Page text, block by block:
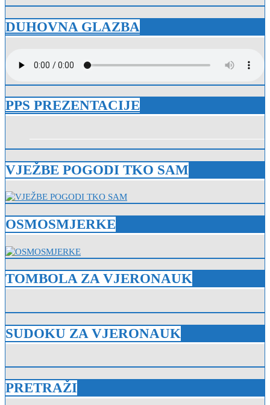
DUHOVNA GLAZBA
PPS PREZENTACIJE
VJEŽBE POGODI TKO SAM
OSMOSMJERKE
TOMBOLA ZA VJERONAUK
SUDOKU ZA VJERONAUK
PRETRAŽI